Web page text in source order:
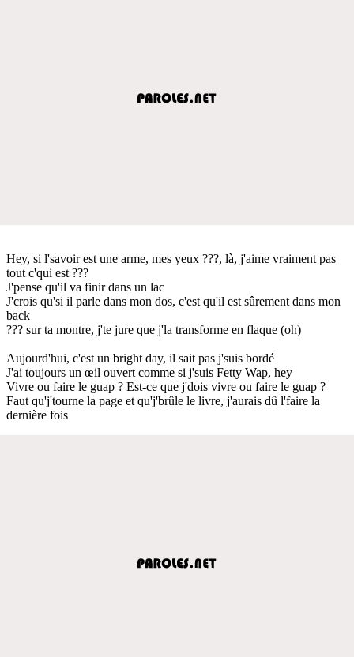
Hey, si l'savoir est une arme, mes yeux ???, là, j'aime vraiment pas
tout c'qui est ???
J'pense qu'il va finir dans un lac
J'crois qu'si il parle dans mon dos, c'est qu'il est sûrement dans mon
back
??? sur ta montre, j'te jure que j'la transforme en flaque (oh)
Aujourd'hui, c'est un bright day, il sait pas j'suis bordé
J'ai toujours un œil ouvert comme si j'suis Fetty Wap, hey
Vivre ou faire le guap ? Est-ce que j'dois vivre ou faire le guap ?
Faut qu'j'tourne la page et qu'j'brûle le livre, j'aurais dû l'faire la
dernière fois